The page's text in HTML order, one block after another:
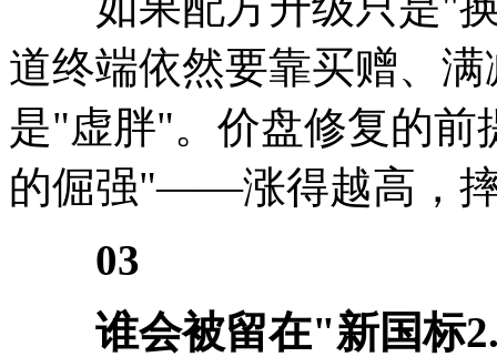
道终端依然要靠买赠、
是"虚胖"。价盘修复的前
的倔强"——涨得越高，
03
谁会被留在"新国标